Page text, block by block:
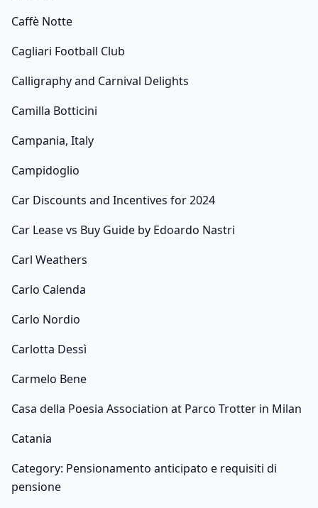
Caffè Notte
Cagliari Football Club
Calligraphy and Carnival Delights
Camilla Botticini
Campania, Italy
Campidoglio
Car Discounts and Incentives for 2024
Car Lease vs Buy Guide by Edoardo Nastri
Carl Weathers
Carlo Calenda
Carlo Nordio
Carlotta Dessì
Carmelo Bene
Casa della Poesia Association at Parco Trotter in Milan
Catania
Category: Pensionamento anticipato e requisiti di
pensione